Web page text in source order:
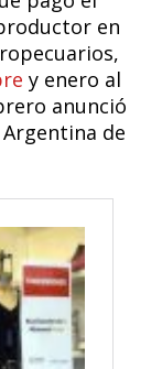
en
y enero al
anunció
de